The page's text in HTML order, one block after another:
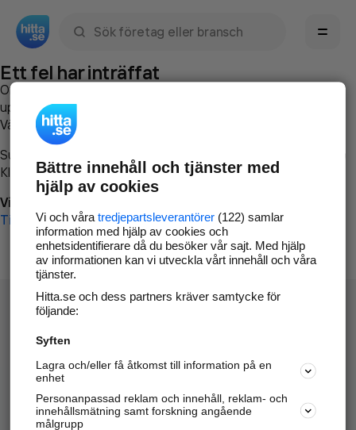
Ett fel har inträffat
Om du vill kan du
uppstod så att vi lättare och snabbare kan avhjälpa det.
Vänligen försök med följande:
Surfa till
Klicka påTillbaka-knappen i webbläsaren och försök igen
Vi beklagar besväret!
Till startsidan
Hitta.se - Gratis nummerupplysning.
Sök företag, personer och platser.
Hitta telefonnummer, adresser, företagsinfo mm.
Bättre innehåll och tjänster med
hjälp av cookies
Vi och våra tredjepartsleverantörer(122) samlar
information med hjälp av cookies och
enhetsidentifierare då du besöker vår sajt. Med hjälp
av informationen kan vi utveckla vårt innehåll och våra
tjänster.
Hitta.se och dess partners kräver samtycke för
följande:
Syften
Lagra och/eller få åtkomst till information på en
enhet
Personanpassad reklam och innehåll, reklam- och
innehållsmätning samt forskning angående
målgrupp